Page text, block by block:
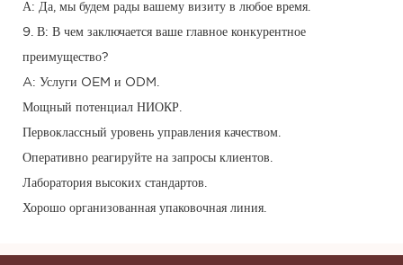
А: Да, мы будем рады вашему визиту в любое время.
9. В: В чем заключается ваше главное конкурентное
преимущество?
A: Услуги OEM и ODM.
Мощный потенциал НИОКР.
Первоклассный уровень управления качеством.
Оперативно реагируйте на запросы клиентов.
Лаборатория высоких стандартов.
Хорошо организованная упаковочная линия.